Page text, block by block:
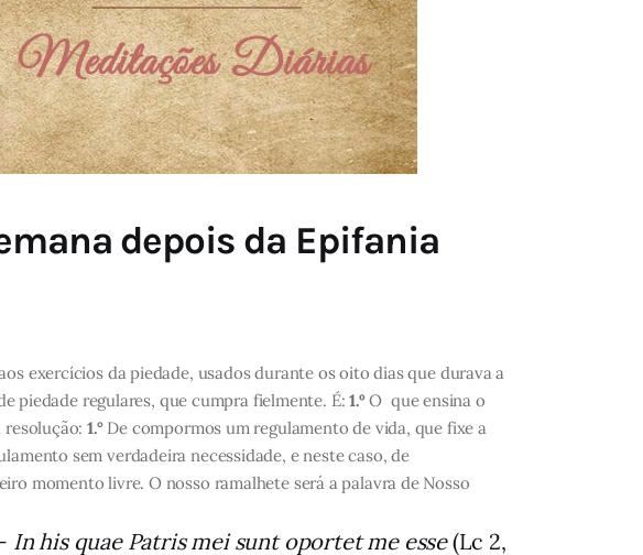
depois da Epifania
exercícios da piedade, usados durante os oito dias que durava a
piedade regulares, que cumpra fielmente. É:1.ºO que ensina o
resolução:1.°De compormos um regulamento de vida, que fixe a
sem verdadeira necessidade, e neste caso, de
momento livre. O nosso ramalhete será a palavra de Nosso
In his quae Patris mei sunt oportet me esse(Lc 2,